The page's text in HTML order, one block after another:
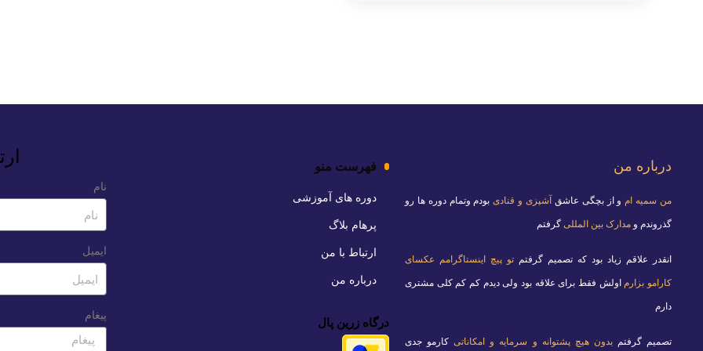
درباره من
من سمیه ام و از بچگی عاشق آشپزی و قنادیبودم وتمام دوره ها رو
گذروندم و مدارک بین المللی گرفتم
انقدر علاقم زیاد بود که تصمیم گرفتم تو پیچ اینستاگرامم عکسای
کارامو بزارم اولش فقط برای علاقه بود ولی دیدم کم کم کلی مشتری
دارم
تصمیم گرفتمبدون هیچ پشتوانه و سرمایه و امکاناتیکارمو جدی
فهرست منو
دوره های آموزشی
پرهام بلاگ
ارتباط با من
درباره من
درگاه زرین پال
نام
ایمیل
پیغام